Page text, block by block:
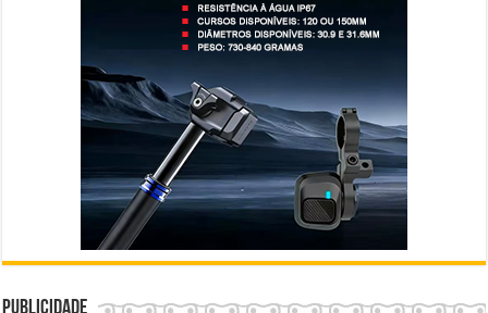
Publicidade